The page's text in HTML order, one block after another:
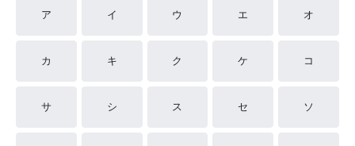
ア イ ウ エ オ
カ キ ク ケ コ
サ シ ス セ ソ